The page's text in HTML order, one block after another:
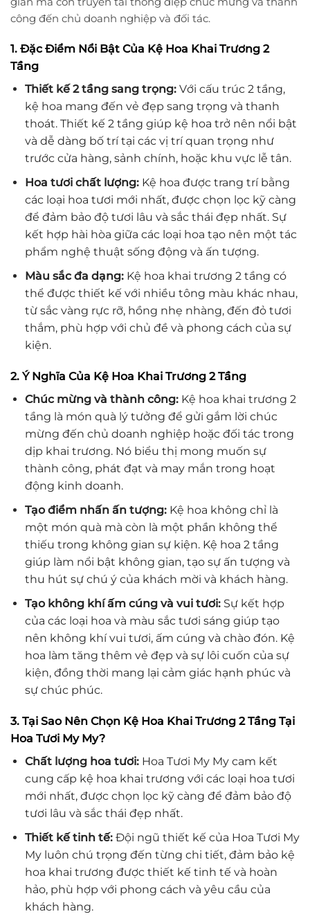
công đến chủ doanh nghiệp và đối tác.
1. Đặc Điểm Nổi Bật Của Kệ Hoa Khai Trương 2
Tầng
Thiết kế 2 tầng sang trọng:Với cấu trúc 2 tầng,
kệ hoa mang đến vẻ đẹp sang trọng và thanh
thoát. Thiết kế 2 tầng giúp kệ hoa trở nên nổi bật
và dễ dàng bố trí tại các vị trí quan trọng như
trước cửa hàng, sảnh chính, hoặc khu vực lễ tân.
Hoa tươi chất lượng:Kệ hoa được trang trí bằng
các loại hoa tươi mới nhất, được chọn lọc kỹ càng
để đảm bảo độ tươi lâu và sắc thái đẹp nhất. Sự
kết hợp hài hòa giữa các loại hoa tạo nên một tác
phẩm nghệ thuật sống động và ấn tượng.
Màu sắc đa dạng:Kệ hoa khai trương 2 tầng có
thể được thiết kế với nhiều tông màu khác nhau,
từ sắc vàng rực rỡ, hồng nhẹ nhàng, đến đỏ tươi
thắm, phù hợp với chủ đề và phong cách của sự
kiện.
2. Ý Nghĩa Của Kệ Hoa Khai Trương 2 Tầng
Chúc mừng và thành công:Kệ hoa khai trương 2
tầng là món quà lý tưởng để gửi gắm lời chúc
mừng đến chủ doanh nghiệp hoặc đối tác trong
dịp khai trương. Nó biểu thị mong muốn sự
thành công, phát đạt và may mắn trong hoạt
động kinh doanh.
Tạo điểm nhấn ấn tượng:Kệ hoa không chỉ là
một món quà mà còn là một phần không thể
thiếu trong không gian sự kiện. Kệ hoa 2 tầng
giúp làm nổi bật không gian, tạo sự ấn tượng và
thu hút sự chú ý của khách mời và khách hàng.
Tạo không khí ấm cúng và vui tươi:Sự kết hợp
của các loại hoa và màu sắc tươi sáng giúp tạo
nên không khí vui tươi, ấm cúng và chào đón. Kệ
hoa làm tăng thêm vẻ đẹp và sự lôi cuốn của sự
kiện, đồng thời mang lại cảm giác hạnh phúc và
sự chúc phúc.
3. Tại Sao Nên Chọn Kệ Hoa Khai Trương 2 Tầng Tại
Hoa Tươi My My?
Chất lượng hoa tươi:Hoa Tươi My My cam kết
cung cấp kệ hoa khai trương với các loại hoa tươi
mới nhất, được chọn lọc kỹ càng để đảm bảo độ
tươi lâu và sắc thái đẹp nhất.
Thiết kế tinh tế:Đội ngũ thiết kế của Hoa Tươi My
My luôn chú trọng đến từng chi tiết, đảm bảo kệ
hoa khai trương được thiết kế tinh tế và hoàn
hảo, phù hợp với phong cách và yêu cầu của
khách hàng.